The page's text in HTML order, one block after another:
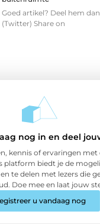
Goed artikel? Deel hem
(Twitter) Share on
nog in en deel
kennis of ervaringen met
platform biedt je de
te delen met lezers die
Doe mee en laat jouw
u vandaag nog